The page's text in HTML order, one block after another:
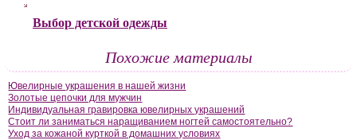
Выбор детской одежды
Похожие материалы
Ювелирные украшения в нашей жизни
Золотые цепочки для мужчин
Индивидуальная гравировка ювелирных украшений
Стоит ли заниматься наращиванием ногтей самостоятельно?
Уход за кожаной курткой в домашних условиях